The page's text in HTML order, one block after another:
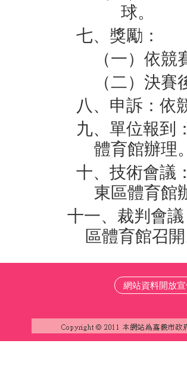
球。
七、獎勵：
（一）依
（二）決
八、申訴：依
九、單位報到
體育館辦理
十、技術會議
東區體育館
十一、裁判會
區體育館召
網站資料開放